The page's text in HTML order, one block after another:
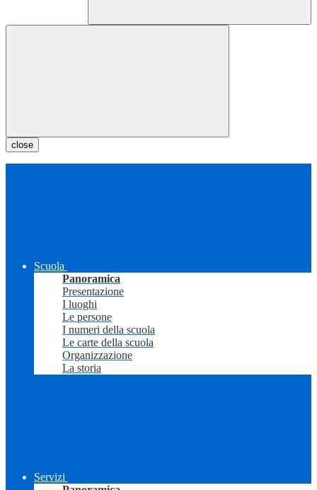
close
Scuola
Panoramica
Presentazione
I luoghi
Le persone
I numeri della scuola
Le carte della scuola
Organizzazione
La storia
Servizi